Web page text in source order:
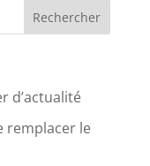
d’actualité
remplacer le